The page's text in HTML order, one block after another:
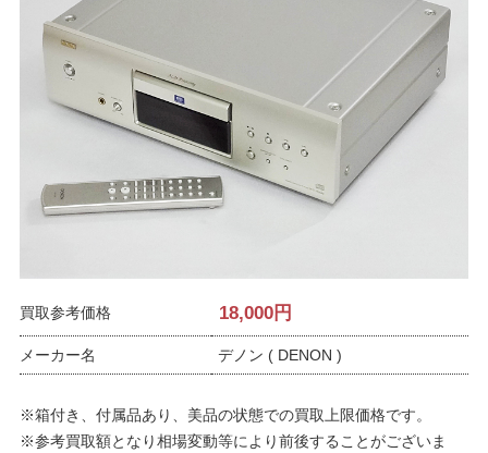
買取参考価格 18,000円
メーカー名 デノン ( DENON )
※箱付き、付属品あり、美品の状態での買取上限価格です。
※参考買取額となり相場変動等により前後することがございま